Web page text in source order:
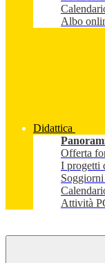
Albo
Didattica
Offerta
I progetti
Attività